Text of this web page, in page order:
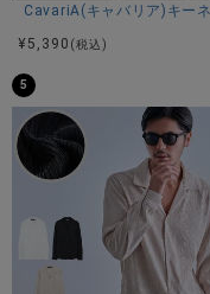
ホワイト/オックスフ
アイテムガイド
伸縮性－若干あり 透
－なし ※当店スタッフ
より、感じ方等異なる
参考としてご利用くだ
CavariA(キャバリア)キー
¥ 5,390 (税込)
5